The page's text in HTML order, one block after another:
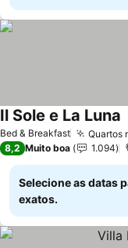
Bed & Breakfast Quartos
Il Sole e La Luna
8,2 Muito boa 1.094
Selecione as datas
exatos.